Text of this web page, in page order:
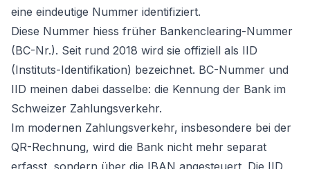
eine eindeutige Nummer identifiziert.
Diese Nummer hiess früher Bankenclearing-Nummer
(BC-Nr.). Seit rund 2018 wird sie offiziell als IID
(Instituts-Identifikation) bezeichnet. BC-Nummer und
IID meinen dabei dasselbe: die Kennung der Bank im
Schweizer Zahlungsverkehr.
Im modernen Zahlungsverkehr, insbesondere bei der
QR-Rechnung, wird die Bank nicht mehr separat
erfasst, sondern über die IBAN angesteuert. Die IID